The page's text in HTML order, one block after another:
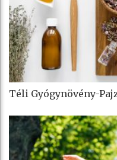
Téli Gyógynövény-